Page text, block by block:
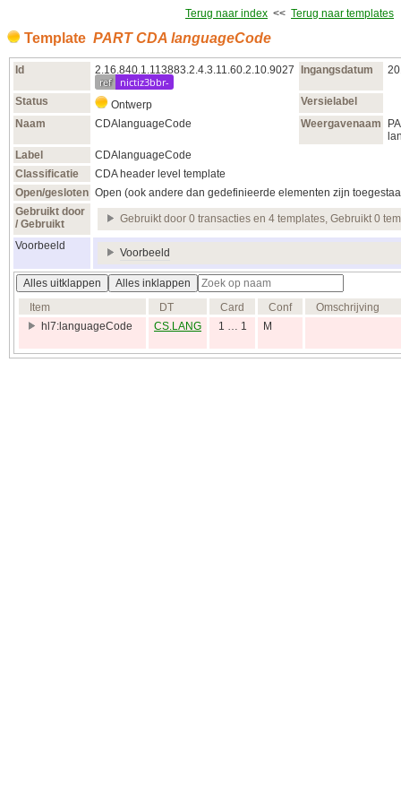
Terug naar index << Terug naar templates
Template PART CDA languageCode
Id 2.16.840.1.113883.2.4.3.11.60.2.10.9027
ref nictiz3bbr-
Ingangsdatum
Status Ontwerp
Versielabel
Naam
CDAlanguageCode Weergavenaam
Label
CDAlanguageCode
Classificatie
CDA header level template
Open/gesloten Open (ook andere dan gedefinieerde elementen zijn
Gebruikt door
/ Gebruikt
Gebruikt door 0 transacties en 4 templates, Gebruikt 0
Voorbeeld
Voorbeeld
Alles uitklappen
Alles inklappen
Item
DT Card Conf
Omschrijving
hl7:languageCode
CS.LANG 1 … 1 M